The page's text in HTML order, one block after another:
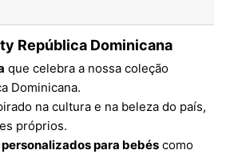
República Dominicana
que celebra a nossa coleção
Dominicana.
na cultura e na beleza do país,
próprios.
para bebés como